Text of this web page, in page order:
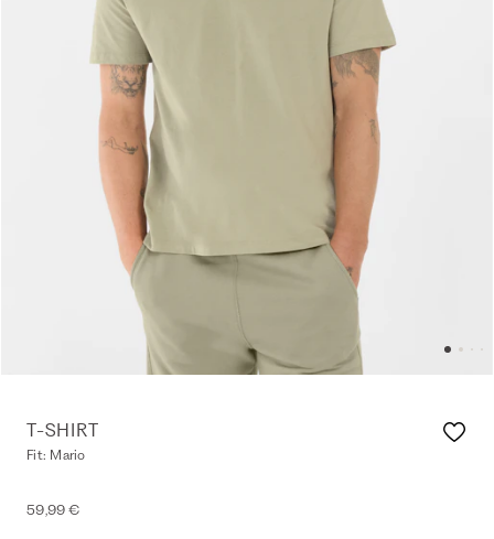
T-SHIRT
Fit: Mario
59,99 €